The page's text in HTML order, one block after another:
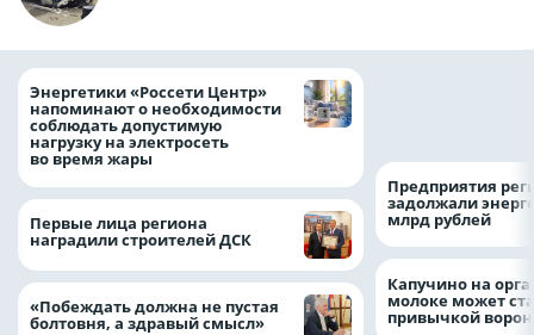
Энергетики «Россети Центр»
напоминают о необходимости
соблюдать допустимую
нагрузку на электросеть
во время жары
Первые лица региона
наградили строителей ДСК
«Побеждать должна не пустая
болтовня, а здравый смысл»
Предприятия
задолжали
млрд рублей
Капучино на
молоке может
привычкой